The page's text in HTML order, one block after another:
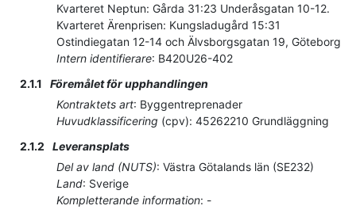
Kvarteret Neptun: Gårda 31:23 Underåsgatan 10-12.
Kvarteret Ärenprisen: Kungsladugård 15:31
Ostindiegatan 12-14 och Älvsborgsgatan 19, Göteborg
Intern identifierare: B420U26-402
2.1.1
Föremålet för upphandlingen
Kontraktets art: Byggentreprenader
Huvudklassificering (cpv): 45262210 Grundläggning
2.1.2
Leveransplats
Del av land (NUTS): Västra Götalands län (SE232)
Land: Sverige
Kompletterande information: -